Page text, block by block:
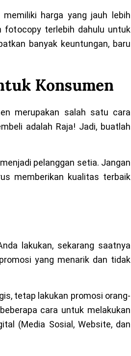
harga yang jauh lebih
fotocopy terlebih dahulu untuk
banyak keuntungan, baru
Konsumen
merupakan salah satu cara
adalah Raja! Jadi, buatlah
pelanggan setia. Jangan
memberikan kualitas terbaik
lakukan, sekarang saatnya
yang menarik dan tidak
tetap lakukan promosi orang-
cara untuk melakukan
(Media Sosial, Website, dan